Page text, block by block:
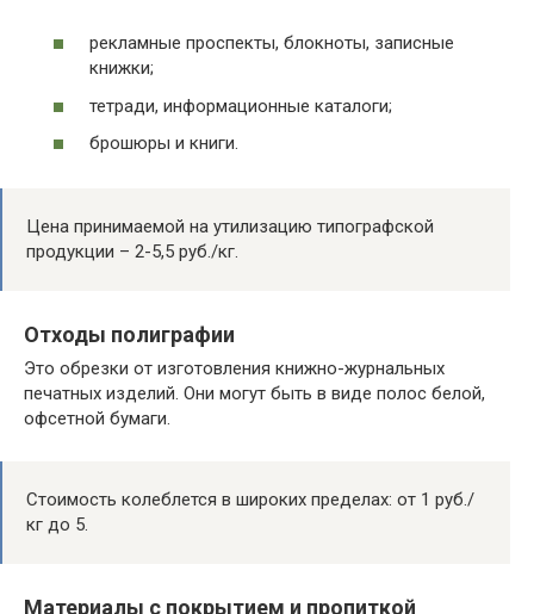
рекламные проспекты, блокноты, записные
книжки;
тетради, информационные каталоги;
брошюры и книги.
Цена принимаемой на утилизацию типографской
продукции – 2-5,5 руб./кг.
Отходы полиграфии
Это обрезки от изготовления книжно-журнальных
печатных изделий. Они могут быть в виде полос белой,
офсетной бумаги.
Стоимость колеблется в широких пределах: от 1 руб./
кг до 5.
Материалы с покрытием и пропиткой